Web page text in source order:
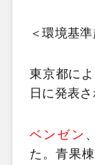
＜環境基
東京都に
日に発表さ
ベンゼン 、
た。青果